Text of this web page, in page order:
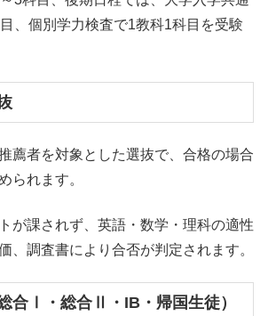
、個別学力検査で1教科1科目を受験
薦者を対象とした選抜で、合格の場合
られます。
が課されず、英語・数学・理科の適性
、調査書により合否が判定されます。
合Ⅰ・総合Ⅱ・IB・帰国生徒）